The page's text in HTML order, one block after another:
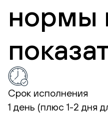
нормы
Срок исполнения
1 день (плюс 1-2 дня